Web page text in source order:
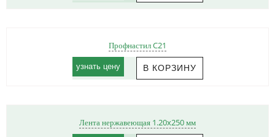
Профнастил C21
узнать цену
Лента нержавеющая 1.20x250 мм